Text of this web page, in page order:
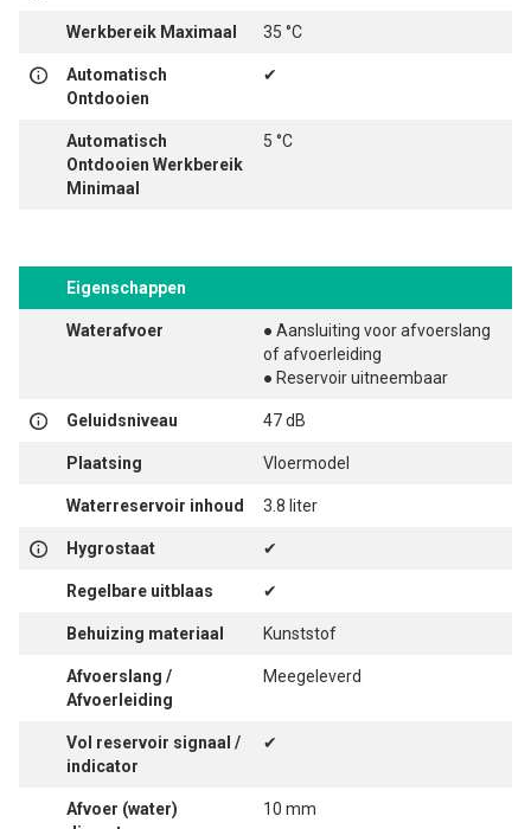
Werkbereik Maximaal 35 °C
Automatisch
Ontdooien
✔
Automatisch
Ontdooien Werkbereik
Minimaal
5 °C
Eigenschappen
Waterafvoer
● Aansluiting voor afvoerslang
of afvoerleiding
● Reservoir uitneembaar
Geluidsniveau 47 dB
Plaatsing Vloermodel
Waterreservoir inhoud 3.8 liter
Hygrostaat ✔
Regelbare uitblaas ✔
Behuizing materiaal Kunststof
Afvoerslang /
Afvoerleiding
Meegeleverd
Vol reservoir signaal /
indicator
✔
Afvoer (water)
10 mm